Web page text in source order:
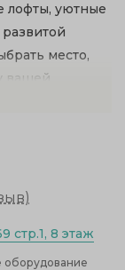
лофты, уютные
место,
вашей
)
стр.1, 8 этаж
оборудование